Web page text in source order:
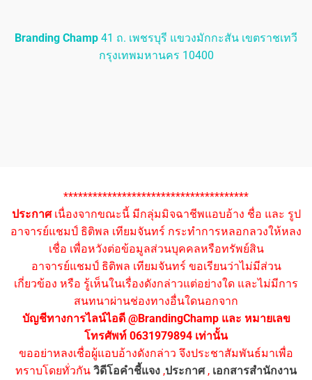
Branding Champ 41 ถ. เพชรบุรี แขวงมักกะสัน เขตราชเทวี
กรุงเทพมหานคร 10400
**************************************
ประกาศเนื่องจากขณะนี้ มีกลุ่มมิจฉาชีพแอบอ้าง ชื่อ และ รูป
อาจารย์แชมป์ ธิติพล เทียมจันทร์ กระทำการหลอกลวงให้หลง
เชื่อ เพื่อหวังต่อข้อมูลส่วนบุคคลหรือทรัพย์สิน
อาจารย์แชมป์ ธิติพล เทียมจันทร์ ขอเรียนว่าไม่มีส่วน
เกี่ยวข้อง หรือ รู้เห็นในเรื่องดังกล่าวแต่อย่างใด และไม่มีการ
สนทนาผ่านช่องทางอื่นใดนอกจาก
บัญชีทางการไลน์ไอดี @BrandingChamp และ หมายเลข
โทรศัพท์ 0631979894 เท่านั้น
ขออย่าหลงเชื่อผู้แอบอ้างดังกล่าว จึงประชาสัมพันธ์มาเพื่อ
ทราบโดยทั่วกัน วิดีโอคำชี้แจง ,ประกาศ, เอกสารสำนักงาน